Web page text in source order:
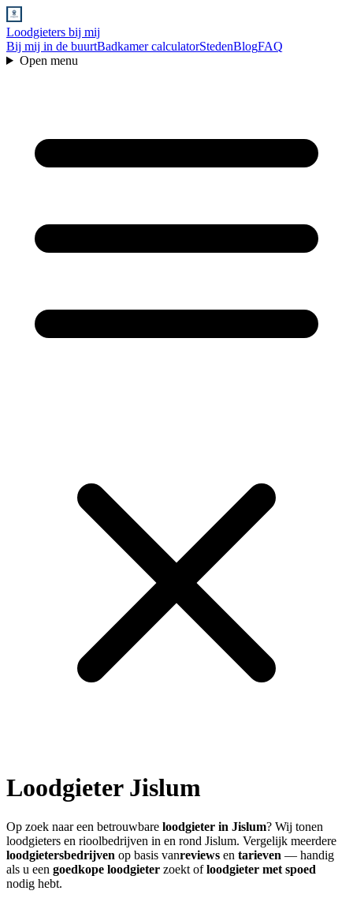
Loodgieters bij mij
Bij mij in de buurtBadkamer calculatorStedenBlogFAQ
Open menu
Loodgieter Jislum
Op zoek naar een betrouwbare loodgieter in Jislum? Wij tonen
loodgieters en rioolbedrijven in en rond Jislum. Vergelijk meerdere
loodgietersbedrijven op basis vanreviews en tarieven — handig
als u een goedkope loodgieter zoekt ofloodgieter met spoed
nodig hebt.